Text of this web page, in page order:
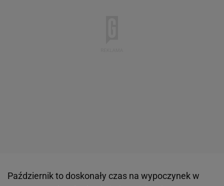
Październik to doskonały czas na wypoczynek w